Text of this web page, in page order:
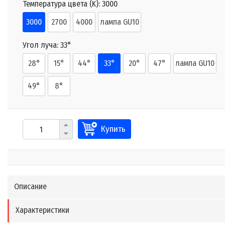
Температура цвета (K): 3000
3000
2700 4000 лампа GU10
Угол луча: 33°
28°
15° 44° 33° 20° 47° лампа GU10
49° 8°
Купить
Описание
Характеристики